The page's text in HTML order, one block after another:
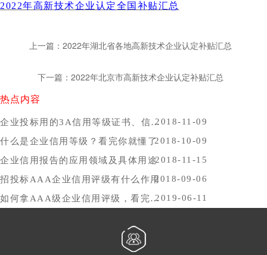
2022年高新技术企业认定全国补贴汇总
上一篇：2022年湖北省各地高新技术企业认定补贴汇总
下一篇：2022年北京市高新技术企业认定补贴汇总
热点内容
企业投标用的3A信用等级证书、信用报告办理时间，哪里办比较好？2018-11-09
什么是企业信用等级？看完你就懂了2018-10-09
企业信用报告的应用领域及具体用途2018-11-15
招投标AAA企业信用评级有什么作用2018-09-06
如何拿AAA级企业信用评级，看完你就懂了2019-06-11